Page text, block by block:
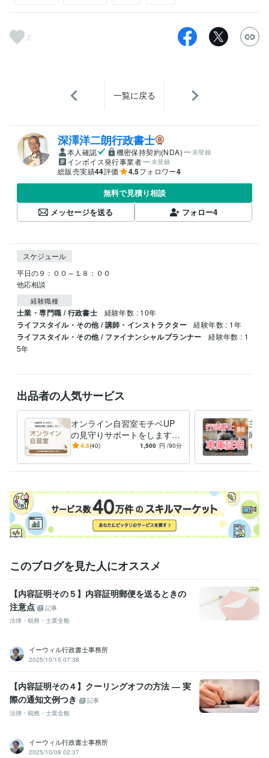
2
一覧に戻る
深澤洋二朗行政書士
本人確認 機密保持契約(NDA) 未登録
インボイス発行事業者 未登録
総販売実績44評価 4.5フォロワー4
無料で見積り相談
メッセージを送る
フォロー4
スケジュール
平日の９：００～１８：００
他応相談
経験職種
士業・専門職 / 行政書士 経験年数 : 10年
ライフスタイル・その他 / 講師・インストラクター 経験年数 : 1年
ライフスタイル・その他 / ファイナンシャルプランナー
経験年数 : 1
5年
出品者の人気サービス
オンライン自習室モチベUP
の見守りサポートをします
毎日の勉強習慣を身につけ
P！』
4.5(40) 1,500 円 /90分
主と
庫証
定行
このブログを見た人にオススメ
【内容証明その５】内容証明郵便を送るときの
注意点
記事
法律・税務・士業全般
イーウィル行政書士事務所
2025/10/15 07:38
【内容証明その４】クーリングオフの方法 ― 実
際の通知文例つき
記事
法律・税務・士業全般
イーウィル行政書士事務所
2025/10/08 02:37